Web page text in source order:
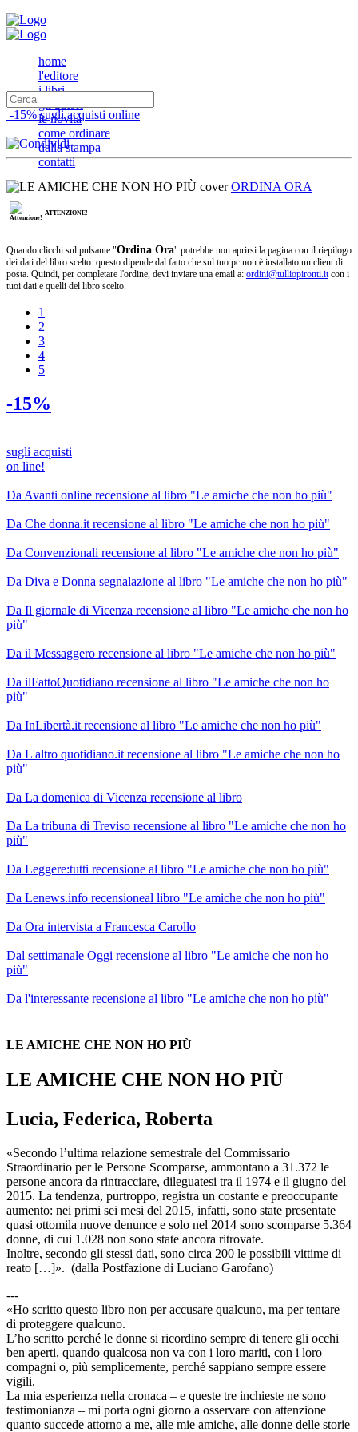
home
l'editore
i libri
gli autori
le novità
come ordinare
dalla stampa
contatti
-15% sugli acquisti online
ORDINA ORA
ATTENZIONE!
Quando clicchi sul pulsante "Ordina Ora" potrebbe non aprirsi la pagina con il riepilogo
dei dati del libro scelto: questo dipende dal fatto che sul tuo pc non è installato un client di
posta. Quindi, per completare l'ordine, devi inviare una email a: ordini@tulliopironti.itcon i
tuoi dati e quelli del libro scelto.
1
2
3
4
5
-15%
sugli acquisti
on line!
Da Avanti online recensione al libro "Le amiche che non ho più"
Da Che donna.it recensione al libro "Le amiche che non ho più"
Da Convenzionali recensione al libro "Le amiche che non ho più"
Da Diva e Donna segnalazione al libro "Le amiche che non ho più"
Da Il giornale di Vicenza recensione al libro "Le amiche che non ho
più"
Da il Messaggero recensione al libro "Le amiche che non ho più"
Da ilFattoQuotidiano recensione al libro "Le amiche che non ho
più"
Da InLibertà.it recensione al libro "Le amiche che non ho più"
Da L'altro quotidiano.it recensione al libro "Le amiche che non ho
più"
Da La domenica di Vicenza recensione al libro
Da La tribuna di Treviso recensione al libro "Le amiche che non ho
più"
Da Leggere:tutti recensione al libro "Le amiche che non ho più"
Da Lenews.info recensioneal libro "Le amiche che non ho più"
Da Ora intervista a Francesca Carollo
Dal settimanale Oggi recensione al libro "Le amiche che non ho
più"
Da l'interessante recensione al libro "Le amiche che non ho più"
LE AMICHE CHE NON HO PIÙ
LE AMICHE CHE NON HO PIÙ
Lucia, Federica, Roberta
«Secondo l’ultima relazione semestrale del Commissario
Straordinario per le Persone Scomparse, ammontano a 31.372 le
persone ancora da rintracciare, dileguatesi tra il 1974 e il giugno del
2015. La tendenza, purtroppo, registra un costante e preoccupante
aumento: nei primi sei mesi del 2015, infatti, sono state presentate
quasi ottomila nuove denunce e solo nel 2014 sono scomparse 5.364
donne, di cui 1.028 non sono state ancora ritrovate.
Inoltre, secondo gli stessi dati, sono circa 200 le possibili vittime di
reato […]». (dalla Postfazione di Luciano Garofano)
---
«Ho scritto questo libro non per accusare qualcuno, ma per tentare
di proteggere qualcuno.
L’ho scritto perché le donne si ricordino sempre di tenere gli occhi
ben aperti, quando qualcosa non va con i loro mariti, con i loro
compagni o, più semplicemente, perché sappiano sempre essere
vigili.
La mia esperienza nella cronaca – e queste tre inchieste ne sono
testimonianza – mi porta ogni giorno a osservare con attenzione
quanto succede attorno a me, alle mie amiche, alle donne delle storie